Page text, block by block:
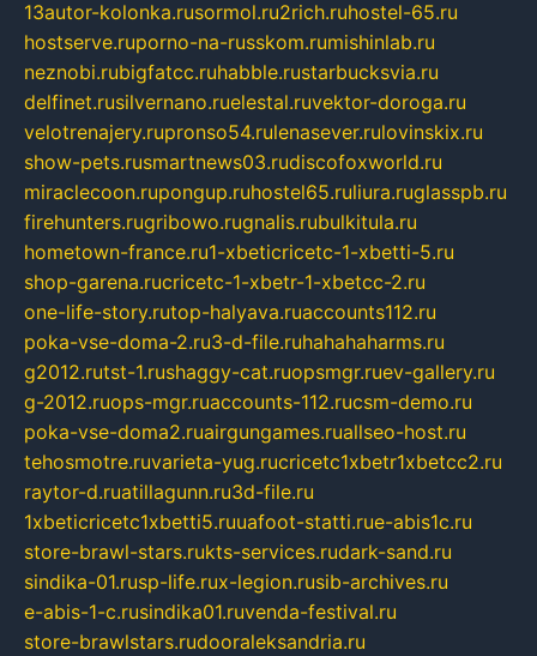
13autor-kolonka.rusormol.ru2rich.ruhostel-65.ru
hostserve.ruporno-na-russkom.rumishinlab.ru
neznobi.rubigfatcc.ruhabble.rustarbucksvia.ru
delfinet.rusilvernano.ruelestal.ruvektor-doroga.ru
velotrenajery.rupronso54.rulenasever.rulovinskix.ru
show-pets.rusmartnews03.rudiscofoxworld.ru
miraclecoon.rupongup.ruhostel65.ruliura.ruglasspb.ru
firehunters.rugribowo.rugnalis.rubulkitula.ru
hometown-france.ru1-xbeticricetc-1-xbetti-5.ru
shop-garena.rucricetc-1-xbetr-1-xbetcc-2.ru
one-life-story.rutop-halyava.ruaccounts112.ru
poka-vse-doma-2.ru3-d-file.ruhahahaharms.ru
g2012.rutst-1.rushaggy-cat.ruopsmgr.ruev-gallery.ru
g-2012.ruops-mgr.ruaccounts-112.rucsm-demo.ru
poka-vse-doma2.ruairgungames.ruallseo-host.ru
tehosmotre.ruvarieta-yug.rucricetc1xbetr1xbetcc2.ru
raytor-d.ruatillagunn.ru3d-file.ru
1xbeticricetc1xbetti5.ruuafoot-statti.rue-abis1c.ru
store-brawl-stars.rukts-services.rudark-sand.ru
sindika-01.rusp-life.rux-legion.rusib-archives.ru
e-abis-1-c.rusindika01.ruvenda-festival.ru
store-brawlstars.rudooraleksandria.ru